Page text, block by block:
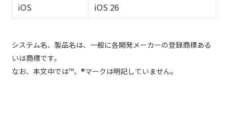
iOS
iOS 26
システム名、製品名は、一般に各開発メーカーの登録商標ある
いは商標です。
なお、本文中では™、®マークは明記していません。